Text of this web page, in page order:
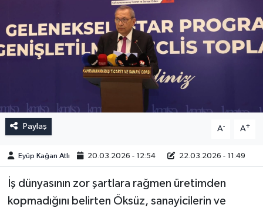
Paylaş A- A+
Eyüp Kağan Atlı 20.03.2026 - 12:54 22.03.2026 - 11:49
İş dünyasının zor şartlara rağmen üretimden
kopmadığını belirten Öksüz, sanayicilerin ve